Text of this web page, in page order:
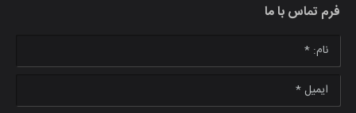
فرم تماس با ما
نام: *
ایمیل *